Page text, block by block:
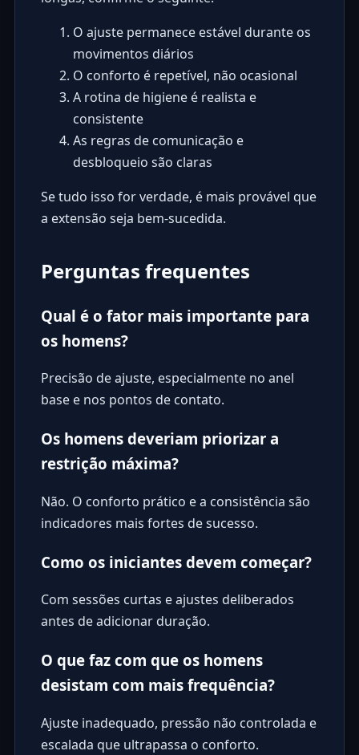
O ajuste permanece estável durante os
movimentos diários
O conforto é repetível, não ocasional
A rotina de higiene é realista e
consistente
As regras de comunicação e
desbloqueio são claras
Se tudo isso for verdade, é mais provável que
a extensão seja bem-sucedida.
Perguntas frequentes
Qual é o fator mais importante para
os homens?
Precisão de ajuste, especialmente no anel
base e nos pontos de contato.
Os homens deveriam priorizar a
restrição máxima?
Não. O conforto prático e a consistência são
indicadores mais fortes de sucesso.
Como os iniciantes devem começar?
Com sessões curtas e ajustes deliberados
antes de adicionar duração.
O que faz com que os homens
desistam com mais frequência?
Ajuste inadequado, pressão não controlada e
escalada que ultrapassa o conforto.